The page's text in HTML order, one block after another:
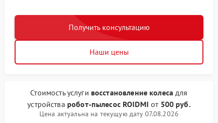
Получить консультацию
Наши цены
Стоимость услуги восстановление колеса для
устройства робот-пылесос ROIDMI от 500 руб.
Цена актуальна на текущую дату 07.08.2026